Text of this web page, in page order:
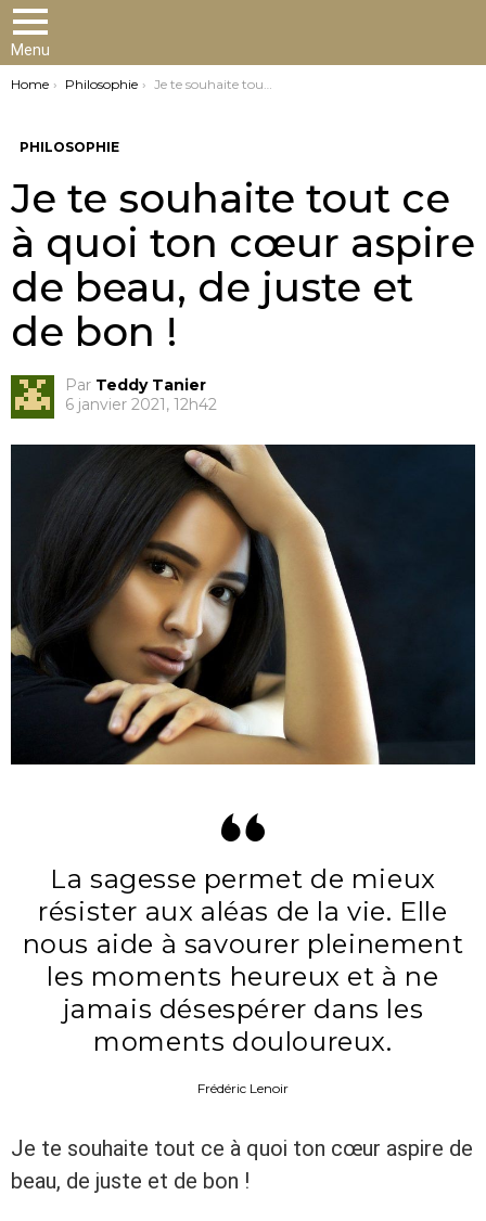
Menu
You are here:
Home Philosophie Je te souhaite tout ce à quoi ton cœur aspire de beau, de juste et de bon !
PHILOSOPHIE
Je te souhaite tout ce
à quoi ton cœur aspire
de beau, de juste et
de bon !
Par Teddy Tanier
6 janvier 2021, 12h42
La sagesse permet de mieux
résister aux aléas de la vie. Elle
nous aide à savourer pleinement
les moments heureux et à ne
jamais désespérer dans les
moments douloureux.
Frédéric Lenoir
Je te souhaite tout ce à quoi ton cœur aspire de
beau, de juste et de bon !